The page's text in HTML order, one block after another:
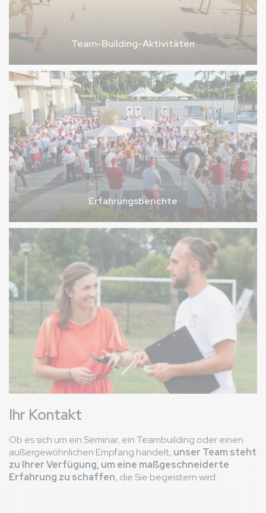
Team-Building-Aktivitäten
Erfahrungsberichte
Bild
Ihr Kontakt
Ob es sich um ein Seminar, ein Teambuilding oder einen
außergewöhnlichen Empfang handelt, unser Team steht
zu Ihrer Verfügung, um eine maßgeschneiderte
Erfahrung zu schaffen, die Sie begeistern wird.